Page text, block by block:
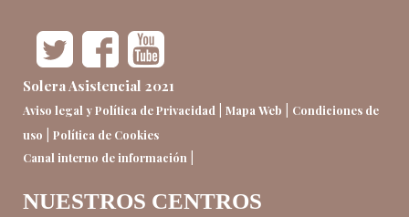
Solera Asistencial 2021
Aviso legal y Política de Privacidad Mapa Web
Condiciones de
uso
Política de Cookies
Canal interno de información
NUESTROS CENTROS